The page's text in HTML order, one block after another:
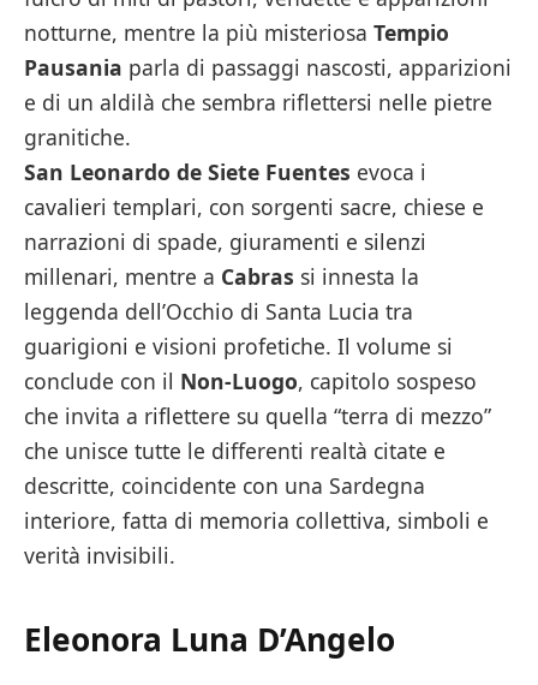
notturne, mentre la più misteriosa Tempio
Pausania parla di passaggi nascosti, apparizioni
e di un aldilà che sembra riflettersi nelle pietre
granitiche.
San Leonardo de Siete Fuentes evoca i
cavalieri templari, con sorgenti sacre, chiese e
narrazioni di spade, giuramenti e silenzi
millenari, mentre a Cabras si innesta la
leggenda dell’Occhio di Santa Lucia tra
guarigioni e visioni profetiche. Il volume si
conclude con il Non-Luogo, capitolo sospeso
che invita a riflettere su quella “terra di mezzo”
che unisce tutte le differenti realtà citate e
descritte, coincidente con una Sardegna
interiore, fatta di memoria collettiva, simboli e
verità invisibili.
Eleonora Luna D’Angelo